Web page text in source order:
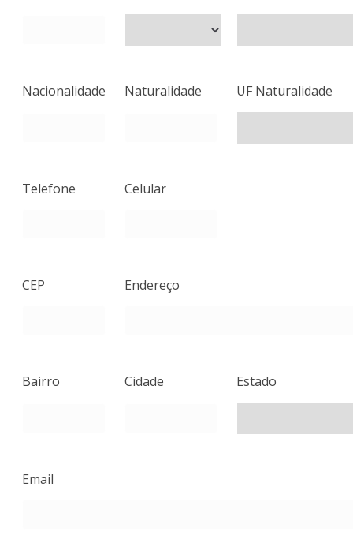
Nacionalidade Naturalidade UF Naturalidade
Telefone Celular
CEP Endereço
Bairro Cidade Estado
Email